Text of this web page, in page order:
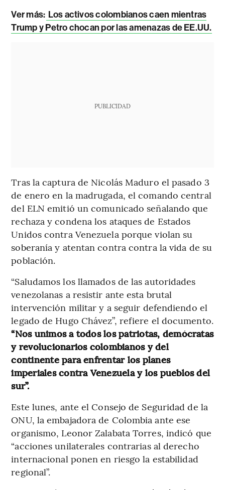
Ver más: Los activos colombianos caen mientras
Trump y Petro chocan por las amenazas de EE.UU.
PUBLICIDAD
Tras la captura de Nicolás Maduro el pasado 3
de enero en la madrugada, el comando central
del ELN emitió un comunicado señalando que
rechaza y condena los ataques de Estados
Unidos contra Venezuela porque violan su
soberanía y atentan contra contra la vida de su
población.
“Saludamos los llamados de las autoridades
venezolanas a resistir ante esta brutal
intervención militar y a seguir defendiendo el
legado de Hugo Chávez”, refiere el documento.
“Nos unimos a todos los patriotas, demócratas
y revolucionarios colombianos y del
continente para enfrentar los planes
imperiales contra Venezuela y los pueblos del
sur”.
Este lunes, ante el Consejo de Seguridad de la
ONU, la embajadora de Colombia ante ese
organismo, Leonor Zalabata Torres, indicó que
“acciones unilaterales contrarias al derecho
internacional ponen en riesgo la estabilidad
regional”.